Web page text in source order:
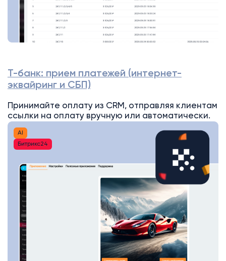
Т-банк: прием платежей (интернет-
эквайринг и СБП)
Принимайте оплату из CRM, отправляя клиентам
ссылки на оплату вручную или автоматически.
AI
Битрикс24